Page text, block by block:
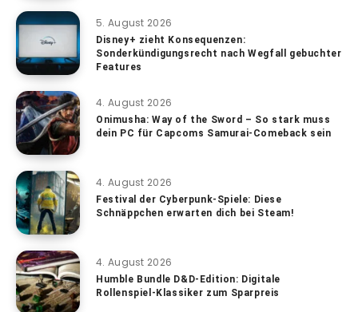
5. August 2026
Disney+ zieht Konsequenzen:
Sonderkündigungsrecht nach Wegfall gebuchter
Features
4. August 2026
Onimusha: Way of the Sword – So stark muss
dein PC für Capcoms Samurai-Comeback sein
4. August 2026
Festival der Cyberpunk-Spiele: Diese
Schnäppchen erwarten dich bei Steam!
4. August 2026
Humble Bundle D&D-Edition: Digitale
Rollenspiel-Klassiker zum Sparpreis